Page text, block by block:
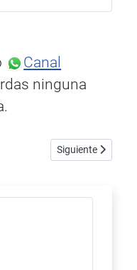
Canal
ninguna
M1: un nuevo referente en
Artículo siguiente:
Siguiente